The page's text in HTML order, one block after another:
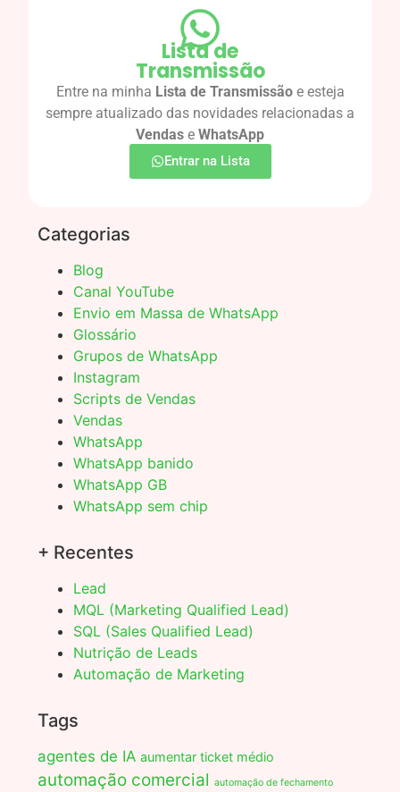
Lista de
Transmissão
Entre na minha Lista de Transmissão e esteja
sempre atualizado das novidades relacionadas a
Vendas e WhatsApp
Entrar na Lista
Categorias
Blog
Canal YouTube
Envio em Massa de WhatsApp
Glossário
Grupos de WhatsApp
Instagram
Scripts de Vendas
Vendas
WhatsApp
WhatsApp banido
WhatsApp GB
WhatsApp sem chip
+ Recentes
Lead
MQL (Marketing Qualified Lead)
SQL (Sales Qualified Lead)
Nutrição de Leads
Automação de Marketing
Tags
agentes de IA aumentar ticket médio
automação comercial automação de fechamento